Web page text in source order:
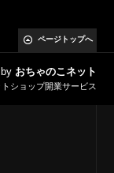
ページトップへ
おちゃのこネット
ショップ開業サービス